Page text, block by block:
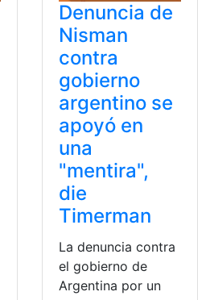
Denuncia de
Nisman
contra
gobierno
argentino se
apoyó en
una
"mentira",
die
Timerman
La denuncia contra
el gobierno de
Argentina por un